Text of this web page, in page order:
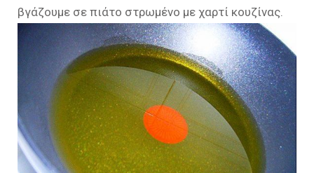
βγάζουμε σε πιάτο στρωμένο με χαρτί κουζίνας.